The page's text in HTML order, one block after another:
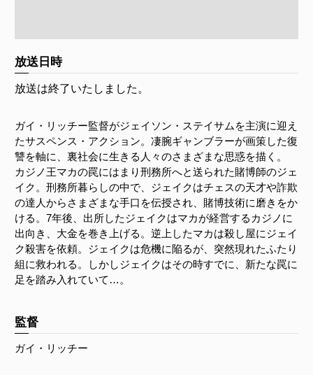
放送日時
放送は終了いたしました。
ガイ・リッチー監督がジェイソン・ステイサムを主演に迎え
たサスペンス・アクション。凄腕ギャンブラーが画策した復
讐を軸に、裏社会に生きる人々のさまざまな思惑を描く。
カジノ王マカの罠にはまり刑務所へと送られた賭博師のジェ
イク。刑務所暮らしの中で、ジェイクはチェスの天才や詐欺
の達人からさまざまな手口を伝授され、賭博技術に磨きをか
ける。7年後、出所したジェイクはマカが経営するカジノに
出向き、大金を巻き上げる。逆上したマカは殺し屋にジェイ
ク殺害を依頼。ジェイクは危機に陥るが、突然現れたふたり
組に救われる。しかしジェイクはその時すでに、新たな罠に
足を踏み入れていて…。
監督
ガイ・リッチー